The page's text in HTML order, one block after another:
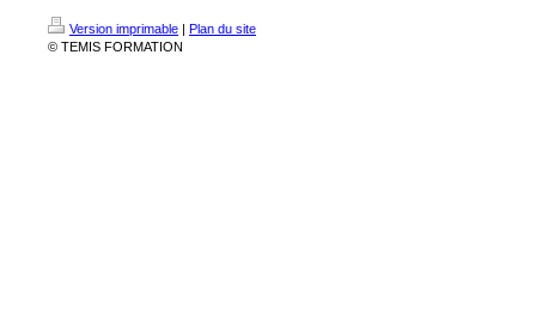
Version imprimable | Plan du site
© TEMIS FORMATION